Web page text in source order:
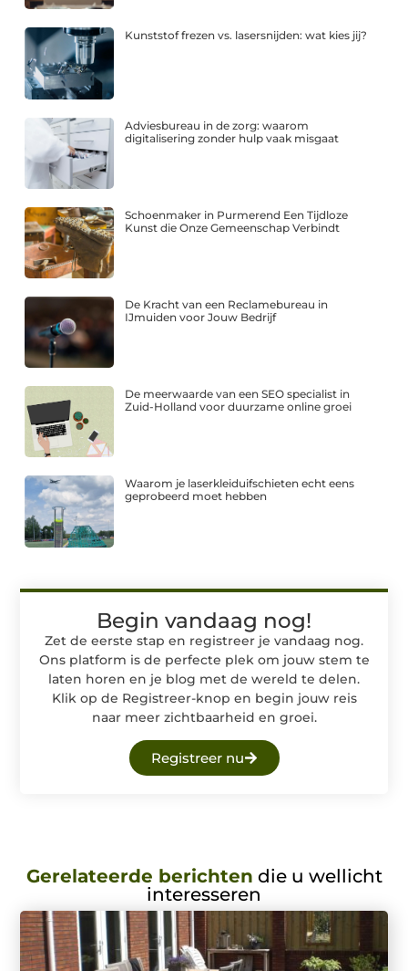
Kunststof frezen vs. lasersnijden: wat kies jij?
Adviesbureau in de zorg: waarom
digitalisering zonder hulp vaak misgaat
Schoenmaker in Purmerend Een Tijdloze
Kunst die Onze Gemeenschap Verbindt
De Kracht van een Reclamebureau in
IJmuiden voor Jouw Bedrijf
De meerwaarde van een SEO specialist in
Zuid-Holland voor duurzame online groei
Waarom je laserkleiduifschieten echt eens
geprobeerd moet hebben
Begin vandaag nog!
Zet de eerste stap en registreer je vandaag nog.
Ons platform is de perfecte plek om jouw stem te
laten horen en je blog met de wereld te delen.
Klik op de Registreer-knop en begin jouw reis
naar meer zichtbaarheid en groei.
Registreer nu
Gerelateerde berichten die u wellicht
interesseren